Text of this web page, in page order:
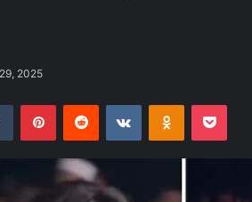
2025
Tumblr PinterestReddit VKontakteOdnoklassniki